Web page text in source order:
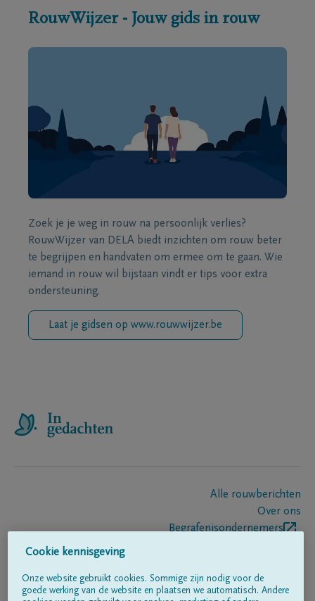
RouwWijzer - Jouw gids in rouw
Zoek je je weg in rouw na persoonlijk verlies?
RouwWijzer van DELA biedt inzichten om rouw beter
te begrijpen en handvaten om ermee om te gaan. Wie
iemand in rouw wil bijstaan vindt er tips voor extra
ondersteuning.
Laat je gidsen op www.rouwwijzer.be
Alle rouwberichten
Over ons
Begrafenisondernemers
Volg ons op
Cookie kennisgeving
Onze website gebruikt cookies. Sommige zijn nodig voor de
goede werking van de website en plaatsen we automatisch. Andere